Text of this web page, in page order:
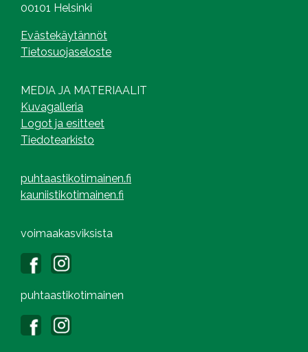
00101 Helsinki
Evästekäytännöt
Tietosuojaseloste
MEDIA JA MATERIAALIT
Kuvagalleria
Logot ja esitteet
Tiedotearkisto
puhtaastikotimainen.fi
kauniistikotimainen.fi
voimaakasviksista
puhtaastikotimainen